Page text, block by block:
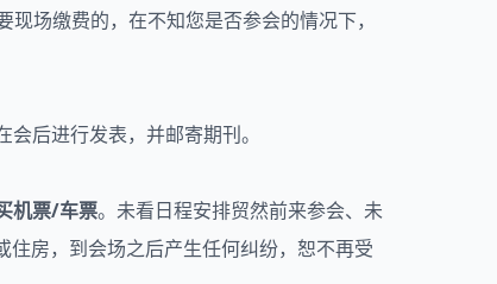
场缴费的，在不知您是否参会的情况下，
后进行发表，并邮寄期刊。
机票/车票。未看日程安排贸然前来参会、未
房，到会场之后产生任何纠纷，恕不再受